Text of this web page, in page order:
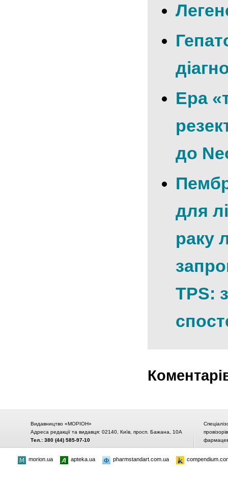
Ера
до
для
раку
TPS:
Видавництво «МОРІОН»
Адреса редакції та видавця: 02140, Київ, просп. Бажана, 10А
Тел.: 380 (44) 585-97-10
morion.ua apteka.ua pharmstandart.com.ua